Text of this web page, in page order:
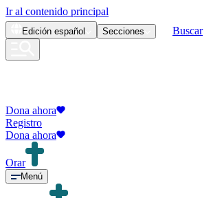
Ir al contenido principal
Edición español Secciones Buscar
Dona ahora
Registro
Dona ahora
Orar
Menú